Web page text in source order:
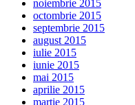
noiembrie 2015
octombrie 2015
septembrie 2015
august 2015
iulie 2015
iunie 2015
mai 2015
aprilie 2015
martie 2015